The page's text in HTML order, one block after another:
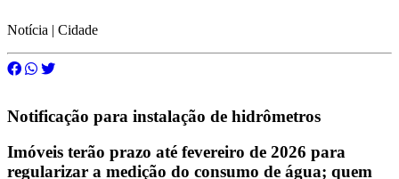
Notícia | Cidade
Notificação para instalação de hidrômetros
Imóveis terão prazo até fevereiro de 2026 para
regularizar a medição do consumo de água; quem